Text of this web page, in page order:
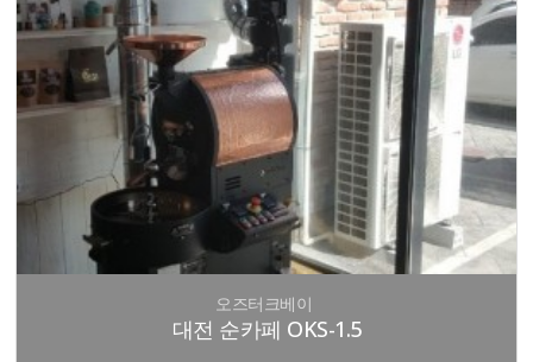
오즈터크베이
대전 순카페 OKS-1.5